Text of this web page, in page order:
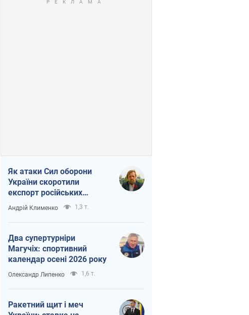
Як атаки Сил оборони
України скоротили
експорт російських
нафтопродуктів
Андрій Клименко 1,3 т.
Два супертурніри
Магучіх: спортивний
календар осені 2026 року
Олександр Липенко 1,6 т.
Ракетний щит і меч